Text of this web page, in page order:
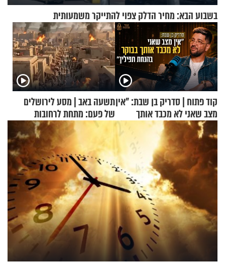
בשבוע הבא: מחיר הדלק צפוי להתייקר משמעותית
קוד פתוח | סדריק בן שבת: "אין
מצב שאני לא מכבד אותך
בבוקר בהנחת תפילין"
תשעה באב | מסע לירושלים
של פעם: מתחת לרחובות
ירושלים